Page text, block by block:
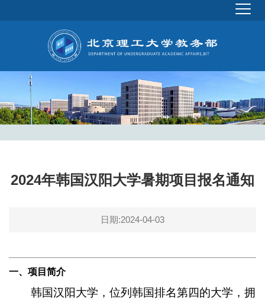
2024年韩国汉阳大学暑期项目报名通知
日期:2024-04-03
一、项目简介
韩国汉阳大学，位列韩国排名第四的大学，拥